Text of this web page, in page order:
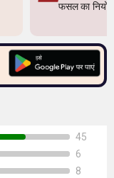
फसल का
45
6
8